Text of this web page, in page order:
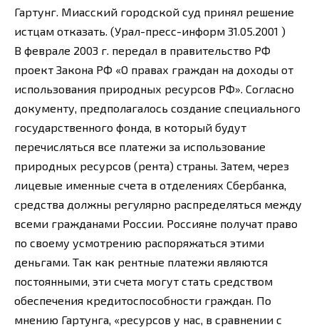
Гартунг. Миасский городской суд принял решение
истцам отказать. (Урал-пресс-информ 31.05.2001 )
В феврале 2003 г. передал в правительство РФ
проект Закона РФ «О правах граждан на доходы от
использования природных ресурсов РФ». Согласно
документу, предполагалось создание специального
государственного фонда, в который будут
перечисляться все платежи за использование
природных ресурсов (рента) страны. Затем, через
лицевые именные счета в отделениях Сбербанка,
средства должны регулярно распределяться между
всеми гражданами России. Россияне получат право
по своему усмотрению распоряжаться этими
деньгами. Так как рентные платежи являются
постоянными, эти счета могут стать средством
обеспечения кредитоспособности граждан. По
мнению Гартунга, «ресурсов у нас, в сравнении с